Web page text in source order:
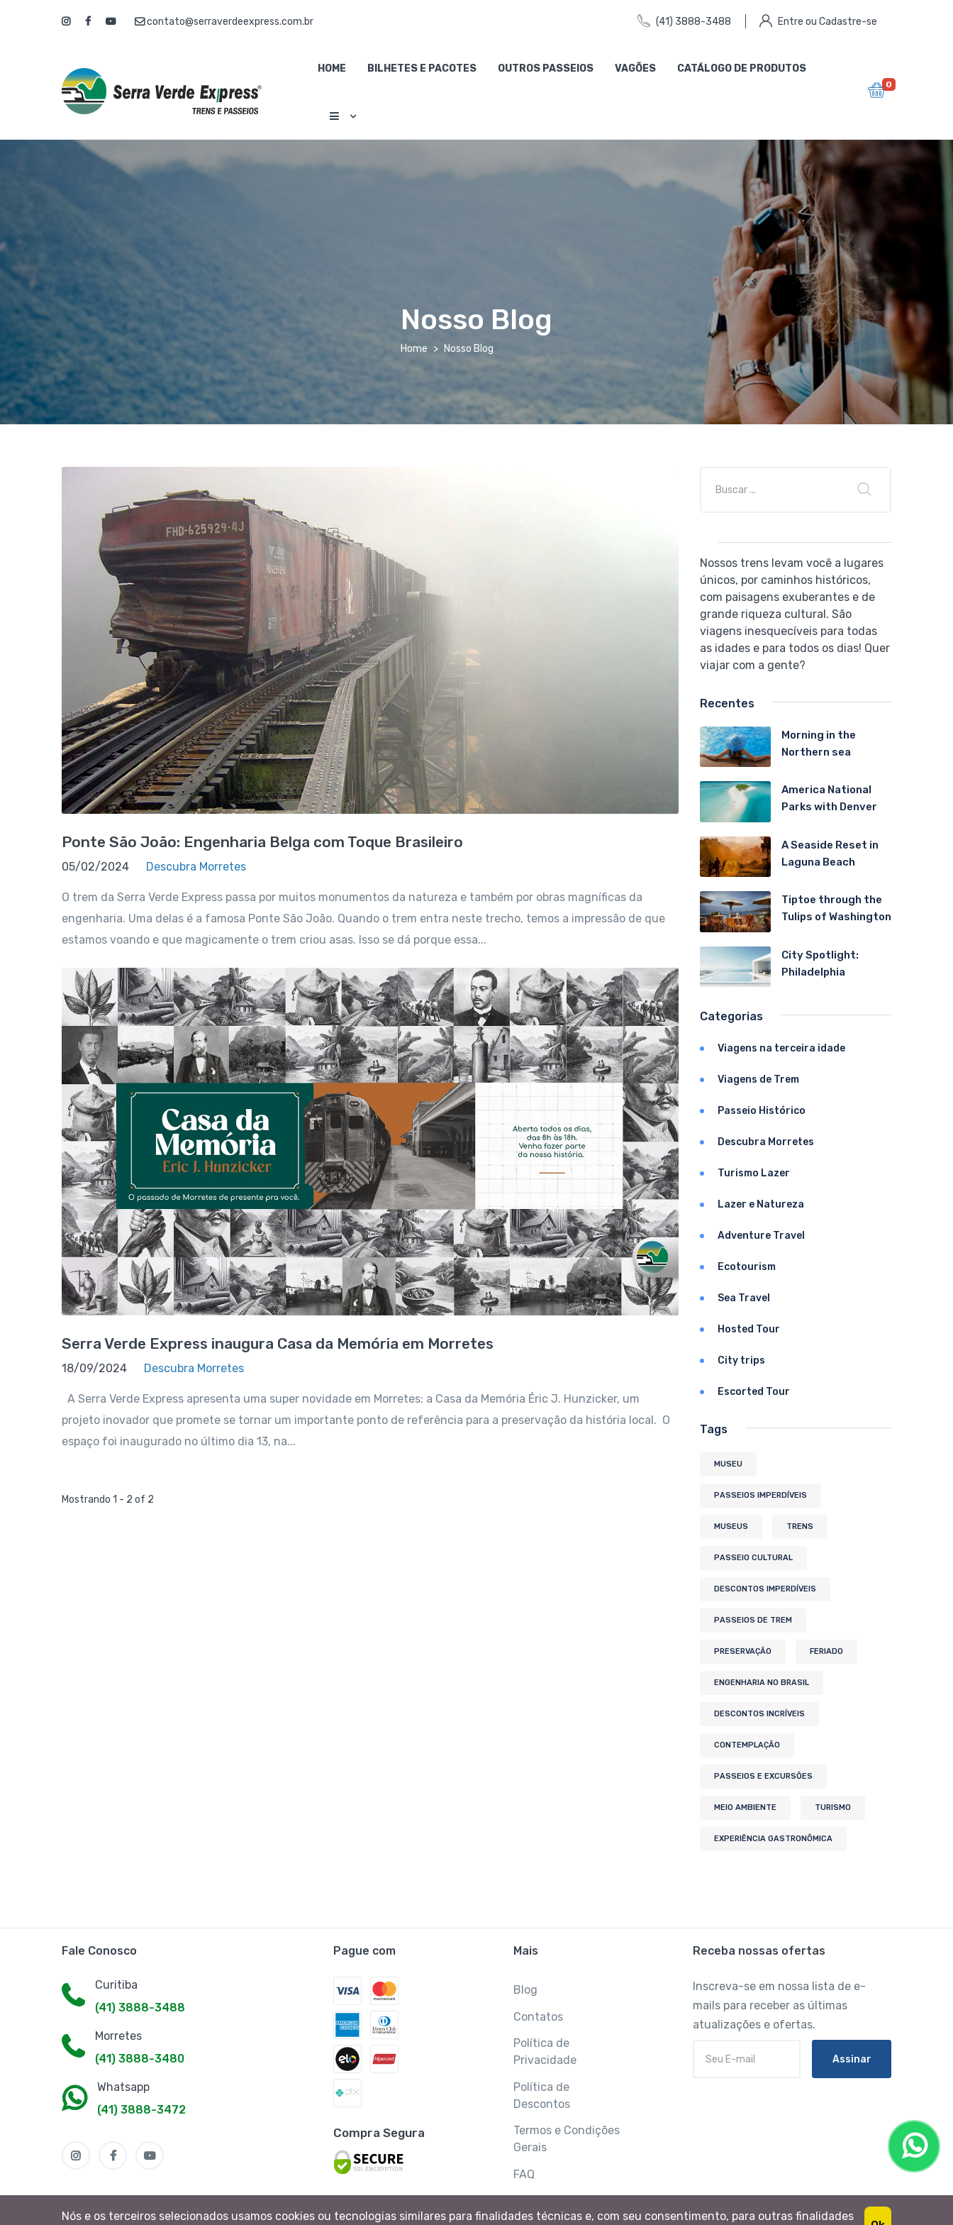
contato@serraverdeexpress.com.br (41) 3888-3488 Entre ou Cadastre-se
HOME BILHETES E PACOTES OUTROS PASSEIOS VAGÕES CATÁLOGO DE PRODUTOS
0
Nosso Blog
Home Nosso Blog
Ponte São João: Engenharia Belga com Toque Brasileiro
05/02/2024 Descubra Morretes
O trem da Serra Verde Express passa por muitos monumentos da natureza e também por obras magníficas da
engenharia. Uma delas é a famosa Ponte São João. Quando o trem entra neste trecho, temos a impressão de que
estamos voando e que magicamente o trem criou asas. Isso se dá porque essa...
Serra Verde Express inaugura Casa da Memória em Morretes
18/09/2024 Descubra Morretes
A Serra Verde Express apresenta uma super novidade em Morretes: a Casa da Memória Éric J. Hunzicker, um
projeto inovador que promete se tornar um importante ponto de referência para a preservação da história local. O
espaço foi inaugurado no último dia 13, na...
Mostrando 1 - 2 of 2
Nossos trens levam você a lugares
únicos, por caminhos históricos,
com paisagens exuberantes e de
grande riqueza cultural. São
viagens inesquecíveis para todas
as idades e para todos os dias! Quer
viajar com a gente?
Recentes
Morning in the
Northern sea
America National
Parks with Denver
A Seaside Reset in
Laguna Beach
Tiptoe through the
Tulips of Washington
City Spotlight:
Philadelphia
Categorias
Viagens na terceira idade
Viagens de Trem
Passeio Histórico
Descubra Morretes
Turismo Lazer
Lazer e Natureza
Adventure Travel
Ecotourism
Sea Travel
Hosted Tour
City trips
Escorted Tour
Tags
MUSEU
PASSEIOS IMPERDÍVEIS
MUSEUS TRENS
PASSEIO CULTURAL
DESCONTOS IMPERDÍVEIS
PASSEIOS DE TREM
PRESERVAÇÃO FERIADO
ENGENHARIA NO BRASIL
DESCONTOS INCRÍVEIS
CONTEMPLAÇÃO
PASSEIOS E EXCURSÕES
MEIO AMBIENTE TURISMO
EXPERIÊNCIA GASTRONÔMICA
Fale Conosco
Curitiba
(41) 3888-3488
Morretes
(41) 3888-3480
Whatsapp
(41) 3888-3472
Pague com
Compra Segura
Mais
Blog
Contatos
Política de
Privacidade
Política de
Descontos
Termos e Condições
Gerais
FAQ
Receba nossas ofertas
Inscreva-se em nossa lista de e-
mails para receber as últimas
atualizações e ofertas.
Assinar
Nós e os terceiros selecionados usamos cookies ou tecnologias similares para finalidades técnicas e, com seu consentimento, para outras finalidades